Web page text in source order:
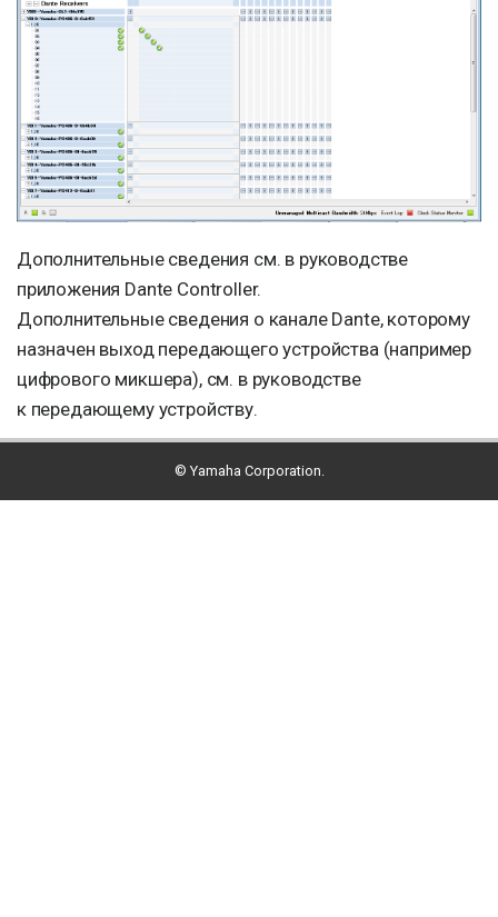
Дополнительные сведения см. в руководстве
приложения Dante Controller.
Дополнительные сведения о канале Dante, которому
назначен выход передающего устройства (например
цифрового микшера), см. в руководстве
к передающему устройству.
© Yamaha Corporation.